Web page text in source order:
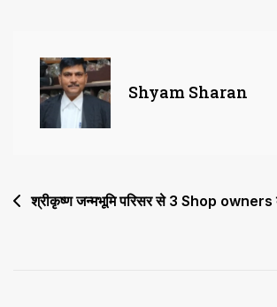
बायोलॉजी
Shyam Sharan
Post
श्रीकृष्ण जन्मभूमि परिसर से 3 Shop owners